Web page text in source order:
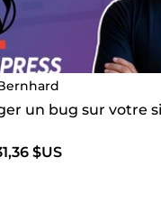
un bug sur votre
$US